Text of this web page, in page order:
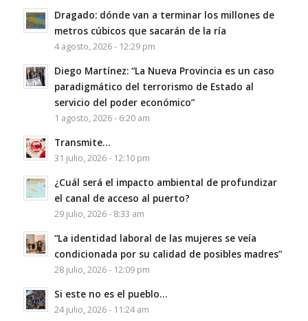
Dragado: dónde van a terminar los millones de
metros cúbicos que sacarán de la ría
4 agosto, 2026 - 12:29 pm
Diego Martínez: “La Nueva Provincia es un caso
paradigmático del terrorismo de Estado al
servicio del poder económico”
1 agosto, 2026 - 6:20 am
Transmite…
31 julio, 2026 - 12:10 pm
¿Cuál será el impacto ambiental de profundizar
el canal de acceso al puerto?
29 julio, 2026 - 8:33 am
“La identidad laboral de las mujeres se veía
condicionada por su calidad de posibles madres”
28 julio, 2026 - 12:09 pm
Si este no es el pueblo…
24 julio, 2026 - 11:24 am